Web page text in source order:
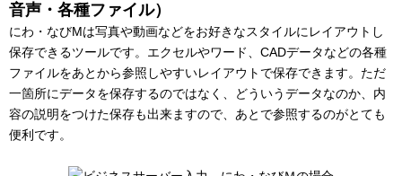
音声・各種ファイル）
にわ・なびMは写真や動画などをお好きなスタイルにレイアウトし
保存できるツールです。エクセルやワード、CADデータなどの各種
ファイルをあとから参照しやすいレイアウトで保存できます。ただ
一箇所にデータを保存するのではなく、どういうデータなのか、内
容の説明をつけた保存も出来ますので、あとで参照するのがとても
便利です。